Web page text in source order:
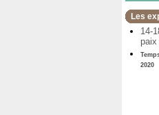
Les
14-
paix
2020